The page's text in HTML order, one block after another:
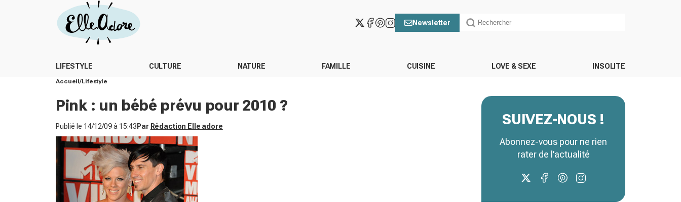
Newsletter
LIFESTYLE CULTURE NATURE FAMILLE CUISINE LOVE & SEXE INSOLITE
Accueil Lifestyle
Pink : un bébé prévu pour 2010 ?
Publié le 14/12/09 à 15:43 Par Rédaction Elle adore SUIVEZ-NOUS !
Abonnez-vous pour ne rien
rater de l’actualité